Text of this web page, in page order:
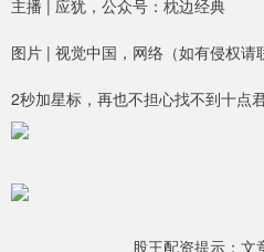
主播 | 应犹，公众号：枕边经典
图片 | 视觉中国，网络（如有侵权请
2秒加星标，再也不担心找不到十点
股王配资提示：文